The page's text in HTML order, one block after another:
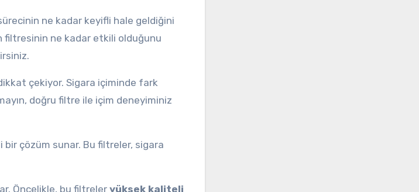
ne kadar keyifli hale geldiğini
filtresinin ne kadar etkili olduğunu
çekiyor. Sigara içiminde fark
doğru filtre ile içim deneyiminiz
çözüm sunar. Bu filtreler, sigara
Öncelikle, bu filtreler yüksek kaliteli